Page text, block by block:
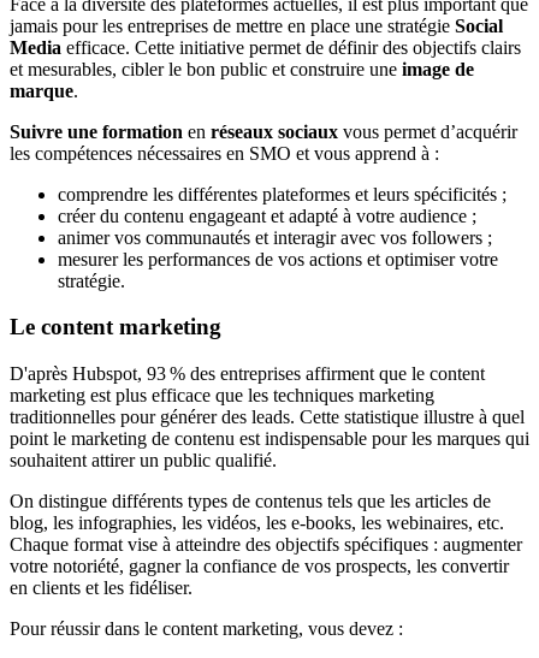
jamais pour les entreprises de mettre en place une stratégie Social
Media efficace. Cette initiative permet de définir des objectifs clairs
et mesurables, cibler le bon public et construire une image de
marque.
Suivre une formation en réseaux sociaux vous permet d’acquérir
les compétences nécessaires en SMO et vous apprend à :
comprendre les différentes plateformes et leurs spécificités ;
créer du contenu engageant et adapté à votre audience ;
animer vos communautés et interagir avec vos followers ;
mesurer les performances de vos actions et optimiser votre
stratégie.
Le content marketing
D'après Hubspot, 93 % des entreprises affirment que le content
marketing est plus efficace que les techniques marketing
traditionnelles pour générer des leads. Cette statistique illustre à quel
point le marketing de contenu est indispensable pour les marques qui
souhaitent attirer un public qualifié.
On distingue différents types de contenus tels que les articles de
blog, les infographies, les vidéos, les e-books, les webinaires, etc.
Chaque format vise à atteindre des objectifs spécifiques : augmenter
votre notoriété, gagner la confiance de vos prospects, les convertir
en clients et les fidéliser.
Pour réussir dans le content marketing, vous devez :